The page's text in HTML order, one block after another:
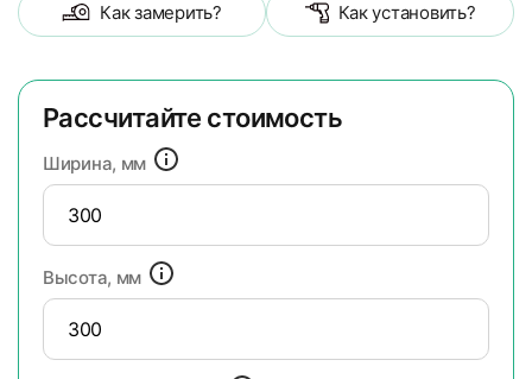
Как замерить? Как установить?
Рассчитайте стоимость
Ширина, мм
Высота, мм